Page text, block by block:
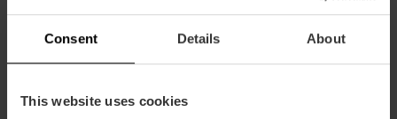
Consent Details About
This website uses cookies